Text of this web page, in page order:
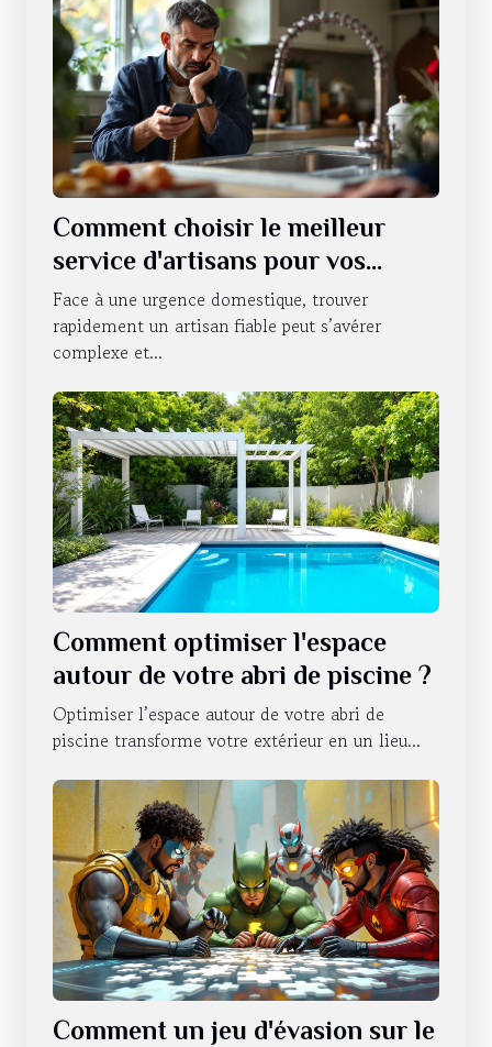
Comment choisir le meilleur
service d'artisans pour vos
urgences domestiques ?
Face à une urgence domestique, trouver
rapidement un artisan fiable peut s’avérer
complexe et...
Comment optimiser l'espace
autour de votre abri de piscine ?
Optimiser l’espace autour de votre abri de
piscine transforme votre extérieur en un lieu...
Comment un jeu d'évasion sur le